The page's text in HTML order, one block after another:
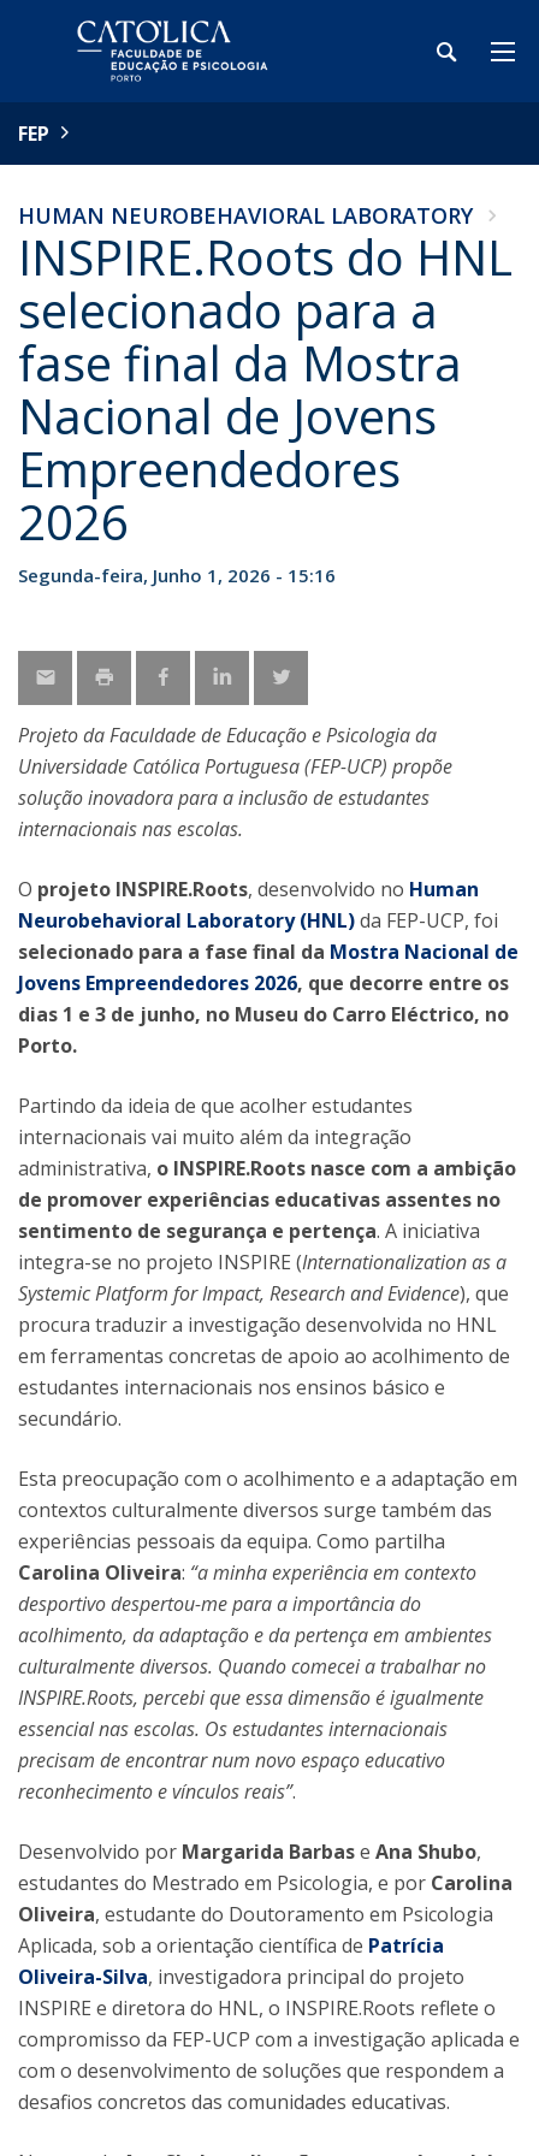
FEP
HUMAN NEUROBEHAVIORAL LABORATORY
INSPIRE.Roots do HNL
selecionado para a
fase final da Mostra
Nacional de Jovens
Empreendedores
2026
Segunda-feira, Junho 1, 2026 - 15:16
Projeto da Faculdade de Educação e Psicologia da
Universidade Católica Portuguesa (FEP-UCP) propõe
solução inovadora para a inclusão de estudantes
internacionais nas escolas.
O projeto INSPIRE.Roots, desenvolvido no Human
Neurobehavioral Laboratory (HNL)da FEP-UCP, foi
selecionado para a fase final da Mostra Nacional de
Jovens Empreendedores 2026, que decorre entre os
dias 1 e 3 de junho, no Museu do Carro Eléctrico, no
Porto.
Partindo da ideia de que acolher estudantes
internacionais vai muito além da integração
administrativa, o INSPIRE.Roots nasce com a ambição
de promover experiências educativas assentes no
sentimento de segurança e pertença. A iniciativa
integra-se no projeto INSPIRE (Internationalization as a
Systemic Platform for Impact, Research and Evidence), que
procura traduzir a investigação desenvolvida no HNL
em ferramentas concretas de apoio ao acolhimento de
estudantes internacionais nos ensinos básico e
secundário.
Esta preocupação com o acolhimento e a adaptação em
contextos culturalmente diversos surge também das
experiências pessoais da equipa. Como partilha
Carolina Oliveira: “a minha experiência em contexto
desportivo despertou-me para a importância do
acolhimento, da adaptação e da pertença em ambientes
culturalmente diversos. Quando comecei a trabalhar no
INSPIRE.Roots, percebi que essa dimensão é igualmente
essencial nas escolas. Os estudantes internacionais
precisam de encontrar num novo espaço educativo
reconhecimento e vínculos reais”.
Desenvolvido por Margarida Barbase Ana Shubo,
estudantes do Mestrado em Psicologia, e por Carolina
Oliveira, estudante do Doutoramento em Psicologia
Aplicada, sob a orientação científica de Patrícia
Oliveira-Silva, investigadora principal do projeto
INSPIRE e diretora do HNL, o INSPIRE.Roots reflete o
compromisso da FEP-UCP com a investigação aplicada e
com o desenvolvimento de soluções que respondem a
desafios concretos das comunidades educativas.